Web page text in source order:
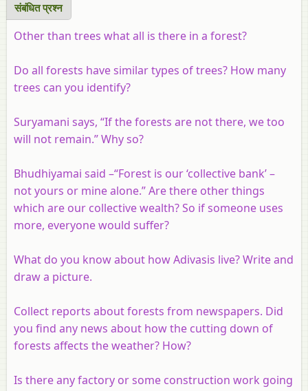
संबंधित प्रश्न
Other than trees what all is there in a forest?
Do all forests have similar types of trees? How many
trees can you identify?
Suryamani says, “If the forests are not there, we too
will not remain.” Why so?
Bhudhiyamai said –“Forest is our ‘collective bank’ –
not yours or mine alone.” Are there other things
which are our collective wealth? So if someone uses
more, everyone would suffer?
What do you know about how Adivasis live? Write and
draw a picture.
Collect reports about forests from newspapers. Did
you find any news about how the cutting down of
forests affects the weather? How?
Is there any factory or some construction work going